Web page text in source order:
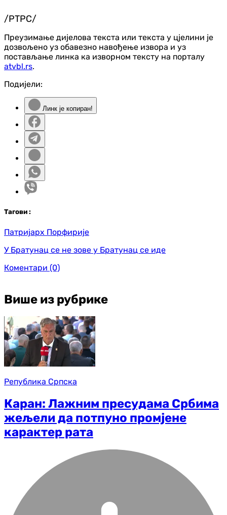
/РТРС/
Преузимање дијелова текста или текста у цјелини је
дозвољено уз обавезно навођење извора и уз
постављање линка ка изворном тексту на порталу
atvbl.rs.
Подијели:
Линк је копиран!
Тагови :
Патријарх Порфирије
У Братунац се не зове у Братунац се иде
Коментари (0)
Више из рубрике
Република Српска
Каран: Лажним пресудама Србима
жељели да потпуно промјене
карактер рата